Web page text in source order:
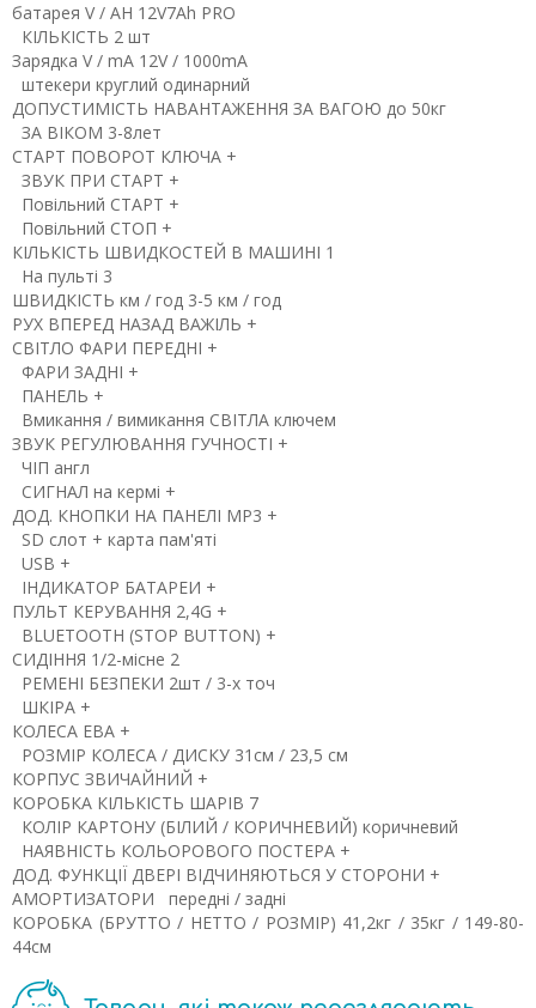
батарея V / AH 12V7Ah PRO
КІЛЬКІСТЬ 2 шт
Зарядка V / mA 12V / 1000mA
штекери круглий одинарний
ДОПУСТИМІСТЬ НАВАНТАЖЕННЯ ЗА ВАГОЮ до 50кг
ЗА ВІКОМ 3-8лет
СТАРТ ПОВОРОТ КЛЮЧА +
ЗВУК ПРИ СТАРТ +
Повільний СТАРТ +
Повільний СТОП +
КІЛЬКІСТЬ ШВИДКОСТЕЙ В МАШИНІ 1
На пульті 3
ШВИДКІСТЬ км / год 3-5 км / год
РУХ ВПЕРЕД НАЗАД ВАЖІЛЬ +
СВІТЛО ФАРИ ПЕРЕДНІ +
ФАРИ ЗАДНІ +
ПАНЕЛЬ +
Вмикання / вимикання СВІТЛА ключем
ЗВУК РЕГУЛЮВАННЯ ГУЧНОСТІ +
ЧІП англ
СИГНАЛ на кермі +
ДОД. КНОПКИ НА ПАНЕЛІ MP3 +
SD слот + карта пам'яті
USB +
ІНДИКАТОР БАТАРЕИ +
ПУЛЬТ КЕРУВАННЯ 2,4G +
BLUETOOTH (STOP BUTTON) +
СИДІННЯ 1/2-місне 2
РЕМЕНІ БЕЗПЕКИ 2шт / 3-х точ
ШКІРА +
КОЛЕСА ЕВА +
РОЗМІР КОЛЕСА / ДИСКУ 31см / 23,5 см
КОРПУС ЗВИЧАЙНИЙ +
КОРОБКА КІЛЬКІСТЬ ШАРІВ 7
КОЛІР КАРТОНУ (БІЛИЙ / КОРИЧНЕВИЙ) коричневий
НАЯВНІСТЬ КОЛЬОРОВОГО ПОСТЕРА +
ДОД. ФУНКЦІЇ ДВЕРІ ВІДЧИНЯЮТЬСЯ У СТОРОНИ +
АМОРТИЗАТОРИ
передні / задні
КОРОБКА (БРУТТО / НЕТТО / РОЗМІР) 41,2кг / 35кг / 149-80-
44см